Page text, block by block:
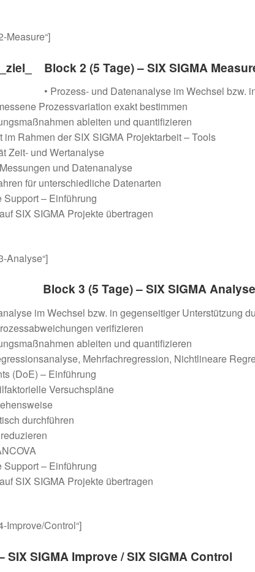
Measure“]
Block 2 (5 Tage) – SIX SIGMA
• Prozess- und Datenanalyse im Wechsel bzw.
Prozessvariation exakt bestimmen
ableiten und quantifizieren
im Rahmen der SIX SIGMA Projektarbeit – Tools
Zeit- und Wertanalyse
und Datenanalyse
für unterschiedliche Datenarten
Support – Einführung
SIX SIGMA Projekte übertragen
Analyse“]
Block 3 (5 Tage) – SIX SIGMA Analyse
im Wechsel bzw. in gegenseitiger Unterstützung
verifizieren
ableiten und quantifizieren
Mehrfachregression, Nichtlineare
(DoE) – Einführung
Versuchspläne
durchführen
Support – Einführung
SIX SIGMA Projekte übertragen
Improve/Control“]
SIX SIGMA Improve / SIX SIGMA Control